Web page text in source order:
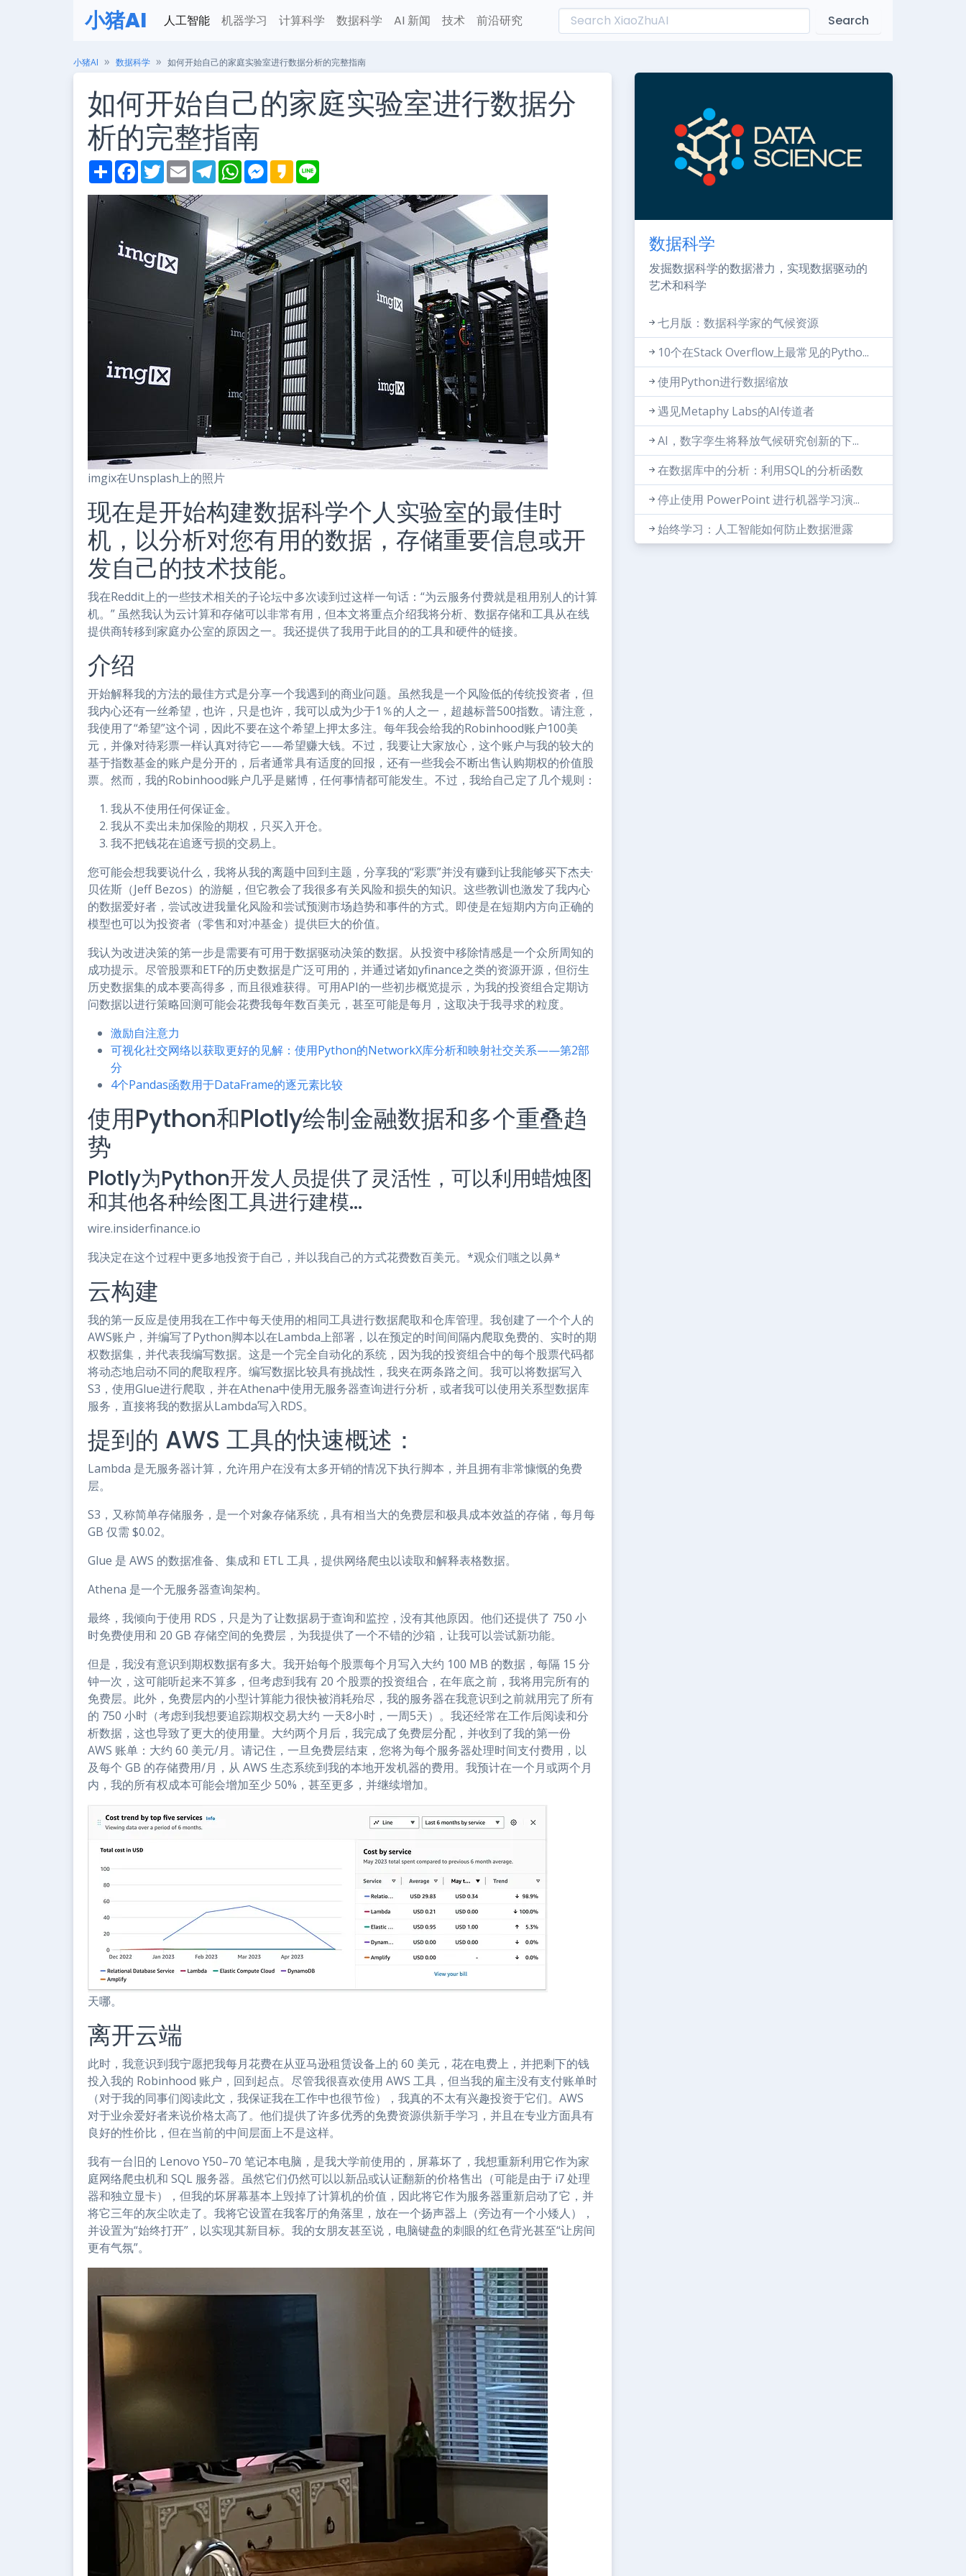
小猪AI 人工智能 机器学习 计算科学 数据科学 AI 新闻 技术 前沿研究 Search
小猪AI 数据科学 如何开始自己的家庭实验室进行数据分析的完整指南
如何开始自己的家庭实验室进行数据分
析的完整指南
S
h
F
a
e
k
T
w
t
t
E
m
i
l
T
e
r
a
m
W
h
p
p
M
e
e
n
g
e
r
K
a
a
o
e
imgix在Unsplash上的照片
现在是开始构建数据科学个人实验室的最佳时
机，以分析对您有用的数据，存储重要信息或开
发自己的技术技能。
我在Reddit上的一些技术相关的子论坛中多次读到过这样一句话：“为云服务付费就是租用别人的计算
机。” 虽然我认为云计算和存储可以非常有用，但本文将重点介绍我将分析、数据存储和工具从在线
提供商转移到家庭办公室的原因之一。我还提供了我用于此目的的工具和硬件的链接。
介绍
开始解释我的方法的最佳方式是分享一个我遇到的商业问题。虽然我是一个风险低的传统投资者，但
我内心还有一丝希望，也许，只是也许，我可以成为少于1％的人之一，超越标普500指数。请注意，
我使用了“希望”这个词，因此不要在这个希望上押太多注。每年我会给我的Robinhood账户100美
元，并像对待彩票一样认真对待它——希望赚大钱。不过，我要让大家放心，这个账户与我的较大的
基于指数基金的账户是分开的，后者通常具有适度的回报，还有一些我会不断出售认购期权的价值股
票。然而，我的Robinhood账户几乎是赌博，任何事情都可能发生。不过，我给自己定了几个规则：
我从不使用任何保证金。
我从不卖出未加保险的期权，只买入开仓。
我不把钱花在追逐亏损的交易上。
您可能会想我要说什么，我将从我的离题中回到主题，分享我的“彩票”并没有赚到让我能够买下杰夫·
贝佐斯（Jeff Bezos）的游艇，但它教会了我很多有关风险和损失的知识。这些教训也激发了我内心
的数据爱好者，尝试改进我量化风险和尝试预测市场趋势和事件的方式。即使是在短期内方向正确的
模型也可以为投资者（零售和对冲基金）提供巨大的价值。
我认为改进决策的第一步是需要有可用于数据驱动决策的数据。从投资中移除情感是一个众所周知的
成功提示。尽管股票和ETF的历史数据是广泛可用的，并通过诸如yfinance之类的资源开源，但衍生
历史数据集的成本要高得多，而且很难获得。可用API的一些初步概览提示，为我的投资组合定期访
问数据以进行策略回测可能会花费我每年数百美元，甚至可能是每月，这取决于我寻求的粒度。
激励自注意力
可视化社交网络以获取更好的见解：使用Python的NetworkX库分析和映射社交关系——第2部
分
4个Pandas函数用于DataFrame的逐元素比较
使用Python和Plotly绘制金融数据和多个重叠趋
势
Plotly为Python开发人员提供了灵活性，可以利用蜡烛图
和其他各种绘图工具进行建模…
wire.insiderfinance.io
我决定在这个过程中更多地投资于自己，并以我自己的方式花费数百美元。*观众们嗤之以鼻*
云构建
我的第一反应是使用我在工作中每天使用的相同工具进行数据爬取和仓库管理。我创建了一个个人的
AWS账户，并编写了Python脚本以在Lambda上部署，以在预定的时间间隔内爬取免费的、实时的期
权数据集，并代表我编写数据。这是一个完全自动化的系统，因为我的投资组合中的每个股票代码都
将动态地启动不同的爬取程序。编写数据比较具有挑战性，我夹在两条路之间。我可以将数据写入
S3，使用Glue进行爬取，并在Athena中使用无服务器查询进行分析，或者我可以使用关系型数据库
服务，直接将我的数据从Lambda写入RDS。
提到的 AWS 工具的快速概述：
Lambda 是无服务器计算，允许用户在没有太多开销的情况下执行脚本，并且拥有非常慷慨的免费
层。
S3，又称简单存储服务，是一个对象存储系统，具有相当大的免费层和极具成本效益的存储，每月每
GB 仅需 $0.02。
Glue 是 AWS 的数据准备、集成和 ETL 工具，提供网络爬虫以读取和解释表格数据。
Athena 是一个无服务器查询架构。
最终，我倾向于使用 RDS，只是为了让数据易于查询和监控，没有其他原因。他们还提供了 750 小
时免费使用和 20 GB 存储空间的免费层，为我提供了一个不错的沙箱，让我可以尝试新功能。
但是，我没有意识到期权数据有多大。我开始每个股票每个月写入大约 100 MB 的数据，每隔 15 分
钟一次，这可能听起来不算多，但考虑到我有 20 个股票的投资组合，在年底之前，我将用完所有的
免费层。此外，免费层内的小型计算能力很快被消耗殆尽，我的服务器在我意识到之前就用完了所有
的 750 小时（考虑到我想要追踪期权交易大约 一天8小时，一周5天）。我还经常在工作后阅读和分
析数据，这也导致了更大的使用量。大约两个月后，我完成了免费层分配，并收到了我的第一份
AWS 账单：大约 60 美元/月。请记住，一旦免费层结束，您将为每个服务器处理时间支付费用，以
及每个 GB 的存储费用/月，从 AWS 生态系统到我的本地开发机器的费用。我预计在一个月或两个月
内，我的所有权成本可能会增加至少 50%，甚至更多，并继续增加。
天哪。
离开云端
此时，我意识到我宁愿把我每月花费在从亚马逊租赁设备上的 60 美元，花在电费上，并把剩下的钱
投入我的 Robinhood 账户，回到起点。尽管我很喜欢使用 AWS 工具，但当我的雇主没有支付账单时
（对于我的同事们阅读此文，我保证我在工作中也很节俭），我真的不太有兴趣投资于它们。AWS
对于业余爱好者来说价格太高了。他们提供了许多优秀的免费资源供新手学习，并且在专业方面具有
良好的性价比，但在当前的中间层面上不是这样。
我有一台旧的 Lenovo Y50–70 笔记本电脑，是我大学前使用的，屏幕坏了，我想重新利用它作为家
庭网络爬虫机和 SQL 服务器。虽然它们仍然可以以新品或认证翻新的价格售出（可能是由于 i7 处理
器和独立显卡），但我的坏屏幕基本上毁掉了计算机的价值，因此将它作为服务器重新启动了它，并
将它三年的灰尘吹走了。我将它设置在我客厅的角落里，放在一个扬声器上（旁边有一个小矮人），
并设置为“始终打开”，以实现其新目标。我的女朋友甚至说，电脑键盘的刺眼的红色背光甚至“让房间
更有气氛”。
数据科学
发掘数据科学的数据潜力，实现数据驱动的
艺术和科学
七月版：数据科学家的气候资源
10个在Stack Overflow上最常见的Pytho...
使用Python进行数据缩放
遇见Metaphy Labs的AI传道者
AI，数字孪生将释放气候研究创新的下...
在数据库中的分析：利用SQL的分析函数
停止使用 PowerPoint 进行机器学习演...
始终学习：人工智能如何防止数据泄露